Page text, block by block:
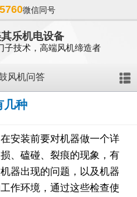
微信同号
乐机电设备
子技术，高端风机缔造者
风机问答
几种
装前要对机器做一个详
、磕碰、裂痕的现象，有
器出现的问题，以及机器
作环境，通过这些检查使